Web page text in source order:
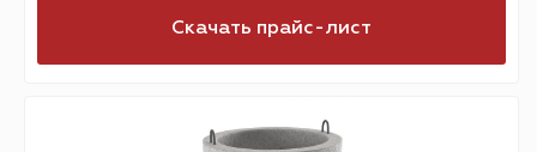
Скачать прайс-лист